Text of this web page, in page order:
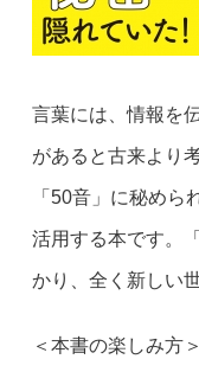
言葉には、情報を
があると古来より
「50音」に秘めら
活用する本です。
かり、全く新しい
＜本書の楽しみ方＞